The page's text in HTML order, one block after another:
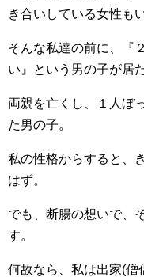
き合いしている女性も
そんな私達の前に、『
い』という男の子が居
両親を亡くし、１人ぼ
た男の子。
私の性格からすると、
はず。
でも、断腸の想いで、
す。
何故なら、私は出家(僧